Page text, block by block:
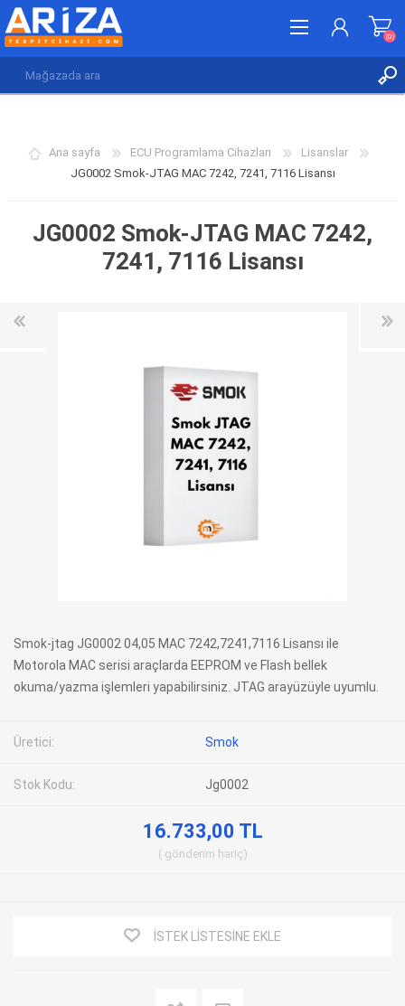
(0)
(0)
Ana sayfa ECU Programlama Cihazları
Lisanslar
JG0002 Smok-JTAG MAC 7242, 7241, 7116 Lisansı
JG0002 Smok-JTAG MAC 7242,
7241, 7116 Lisansı
Smok-jtag JG0002 04,05 MAC 7242,7241,7116 Lisansı ile
Motorola MAC serisi araçlarda EEPROM ve Flash bellek
okuma/yazma işlemleri yapabilirsiniz. JTAG arayüzüyle uyumlu.
Üretici: Smok
Stok Kodu: Jg0002
16.733,00 TL
gönderim hariç
İSTEK LISTESINE EKLE